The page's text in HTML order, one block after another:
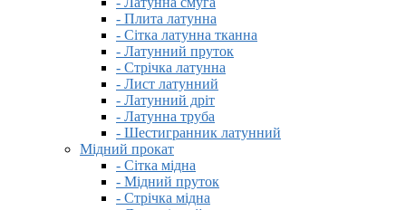
- Плита латунна
- Сітка латунна тканна
- Латунний пруток
- Стрічка латунна
- Лист латунний
- Латунний дріт
- Латунна труба
- Шестигранник латунний
Мідний прокат
- Сітка мідна
- Мідний пруток
- Стрічка мідна